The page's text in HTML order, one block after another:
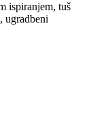
ispiranjem, tuš
ugradbeni